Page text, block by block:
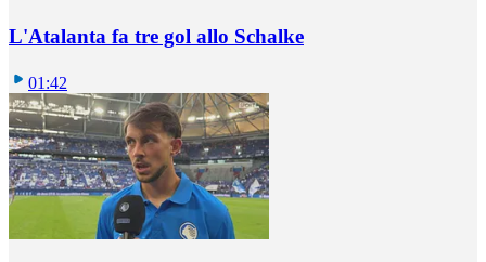
L'Atalanta fa tre gol allo Schalke
01:42